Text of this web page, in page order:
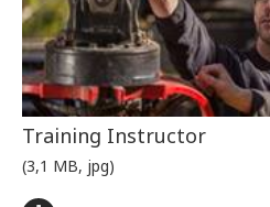
Training Instructor
(3,1 MB, jpg)